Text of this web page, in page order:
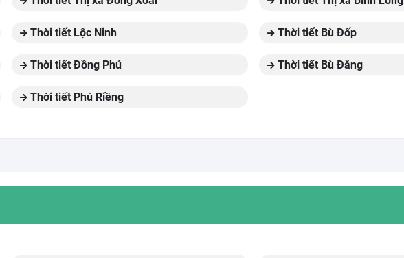
Thời tiết Lộc Ninh Thời tiết Bù Đốp
Thời tiết Đồng Phú Thời tiết Bù Đăng
Thời tiết Phú Riềng